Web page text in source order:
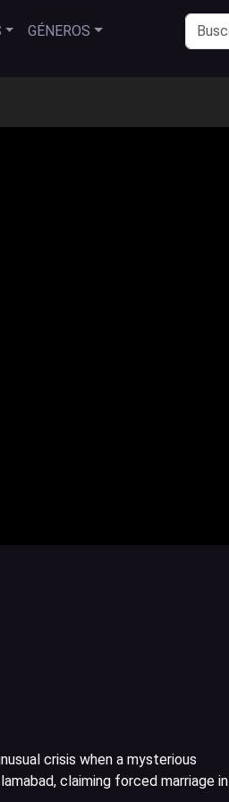
GÉNEROS
crisis when a mysterious
claiming forced marriage in